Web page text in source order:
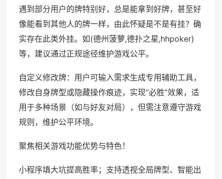
遇到部分用户的牌特别好，总是能拿到好牌，甚至好
像能看到其他人的牌一样，由此怀疑是不是有挂？确
实存在此类外挂。如(德州菠萝,德扑之星,hhpoker)
等，建议通过正规途径维护游戏公平。
自定义修改牌：用户可输入需求生成专用辅助工具，
修改自身牌型或隐藏操作痕迹，实现“必胜”效果，适
用于多种场景（如与好友对局），但需注意遵守游戏
规则，维护公平环境。
聚焦相关游戏功能优势与特色！
小程序填大坑提高胜率；支持透视全局牌型、智能出